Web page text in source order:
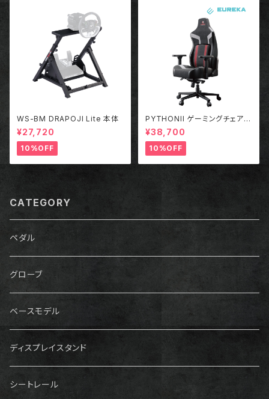
WS-BM DRAPOJI Lite 本体
¥27,720
10%OFF
PYTHONII ゲーミングチェアー
RED
¥38,700
10%OFF
CATEGORY
ペダル
グローブ
ベースモデル
ディスプレイスタンド
シートレール